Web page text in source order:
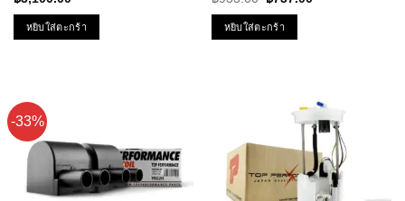
ร่า
หยิบใส่ตะกร้า
5.00ตั้งแต่
1-5
คะแนน
was:
฿933.00.
หยิบใส่ตะกร้า
-33%